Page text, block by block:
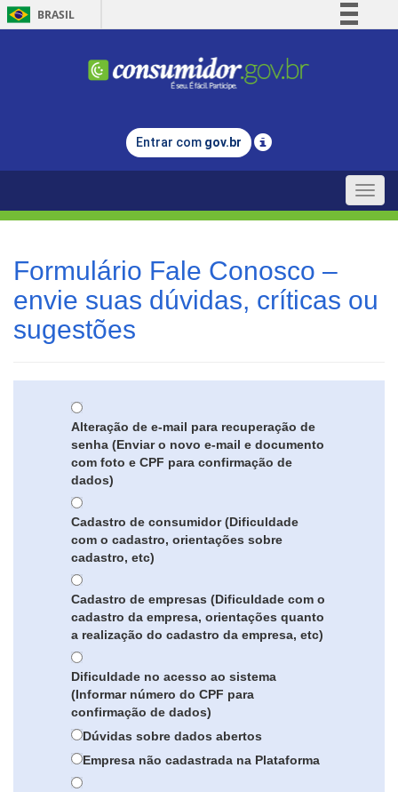
BRASIL
Comunica BR
Legislação
Entrar com gov.br
Toggle
Formulário Fale Conosco –
envie suas dúvidas, críticas ou
sugestões
Alteração de e-mail para recuperação de
senha (Enviar o novo e-mail e documento
com foto e CPF para confirmação de
dados)
Cadastro de consumidor (Dificuldade
com o cadastro, orientações sobre
cadastro, etc)
Cadastro de empresas (Dificuldade com o
cadastro da empresa, orientações quanto
a realização do cadastro da empresa, etc)
Dificuldade no acesso ao sistema
(Informar número do CPF para
confirmação de dados)
Dúvidas sobre dados abertos
Empresa não cadastrada na Plataforma